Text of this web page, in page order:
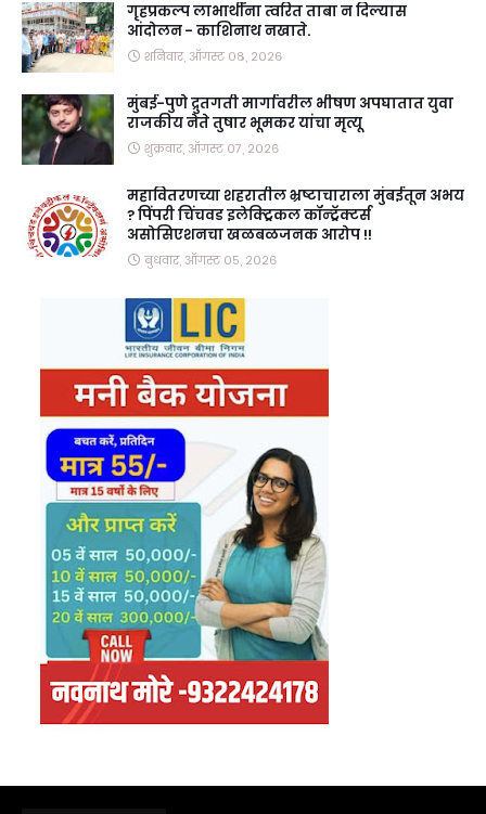
गृहप्रकल्प लाभार्थींना त्वरित ताबा न दिल्यास
आंदोलन - काशिनाथ नखाते.
शनिवार, ऑगस्ट ०८, २०२६
मुंबई-पुणे द्रुतगती मार्गावरील भीषण अपघातात युवा
राजकीय नेते तुषार भूमकर यांचा मृत्यू
शुक्रवार, ऑगस्ट ०७, २०२६
महावितरणच्या शहरातील भ्रष्टाचाराला मुंबईतून अभय
? पिंपरी चिंचवड इलेक्ट्रिकल कॉन्ट्रॅक्टर्स
असोसिएशनचा खळबळजनक आरोप !!
बुधवार, ऑगस्ट ०५, २०२६